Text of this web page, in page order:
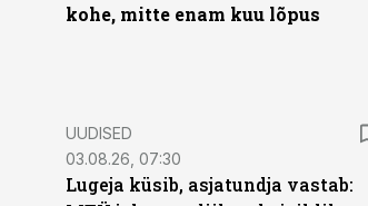
kohe, mitte enam kuu lõpus
UUDISED
03.08.26, 07:30
Lugeja küsib, asjatundja vastab: